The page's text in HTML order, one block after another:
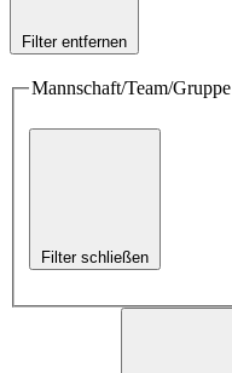
Filter entfernen
Mannschaft/Team/Gruppe
Filter schließen